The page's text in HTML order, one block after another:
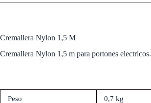
Cremallera Nylon 1,5 M
Cremallera Nylon 1,5 m para portones electricos.
Peso 0,7 kg